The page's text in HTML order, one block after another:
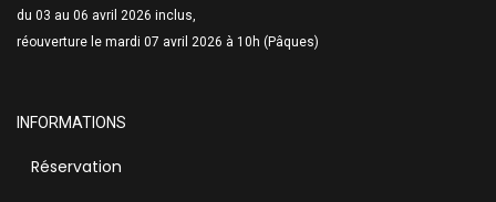
du 03 au 06 avril 2026 inclus,
réouverture le mardi 07 avril 2026 à 10h (Pâques)
INFORMATIONS
Réservation